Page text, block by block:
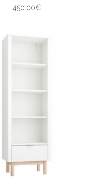
450.00€